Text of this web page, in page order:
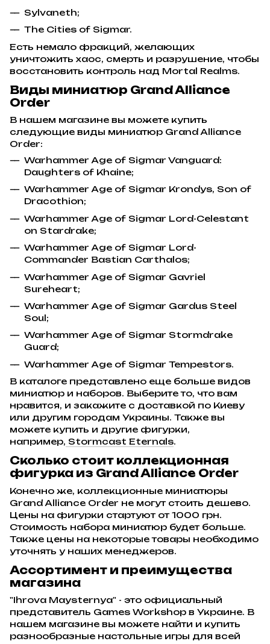
Sylvaneth;
The Cities of Sigmar.
Есть немало фракций, желающих
уничтожить хаос, смерть и разрушение, чтобы
восстановить контроль над Mortal Realms.
Виды миниатюр Grand Alliance
Order
В нашем магазине вы можете купить
следующие виды миниатюр Grand Alliance
Order:
Warhammer Age of Sigmar Vanguard:
Daughters of Khaine;
Warhammer Age of Sigmar Krondys, Son of
Dracothion;
Warhammer Age of Sigmar Lord-Celestant
on Stardrake;
Warhammer Age of Sigmar Lord-
Commander Bastian Carthalos;
Warhammer Age of Sigmar Gavriel
Sureheart;
Warhammer Age of Sigmar Gardus Steel
Soul;
Warhammer Age of Sigmar Stormdrake
Guard;
Warhammer Age of Sigmar Tempestors.
В каталоге представлено еще больше видов
миниатюр и наборов. Выберите то, что вам
нравится, и закажите с доставкой по Киеву
или другим городам Украины. Также вы
можете купить и другие фигурки,
например, Stormcast Eternals.
Сколько стоит коллекционная
фигурка из Grand Alliance Order
Конечно же, коллекционные миниатюры
Grand Alliance Order не могут стоить дешево.
Цены на фигурки стартуют от 1000 грн.
Стоимость набора миниатюр будет больше.
Также цены на некоторые товары необходимо
уточнять у наших менеджеров.
Ассортимент и преимущества
магазина
"Ihrova Maysternya" - это официальный
представитель Games Workshop в Украине. В
нашем магазине вы можете найти и купить
разнообразные настольные игры для всей